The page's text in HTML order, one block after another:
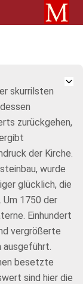
skurrilsten
zurückgehen,
der Kirche.
wurde
glücklich, die
1750 der
Einhundert
vergrößerte
ausgeführt.
besetzte
sind hier die